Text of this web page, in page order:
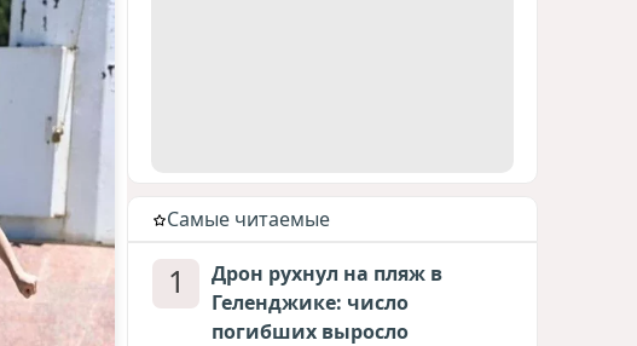
Cамые читаемые
1
Дрон рухнул на пляж в
Геленджике: число
погибших выросло